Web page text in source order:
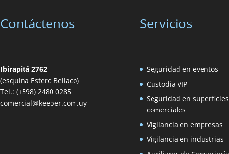
Contáctenos
Ibirapitá 2762
(esquina Estero Bellaco)
Tel.: (+598) 2480 0285
comercial@keeper.com.uy
Servicios
Seguridad en eventos
Custodia VIP
Seguridad en superficies
comerciales
Vigilancia en empresas
Vigilancia en industrias